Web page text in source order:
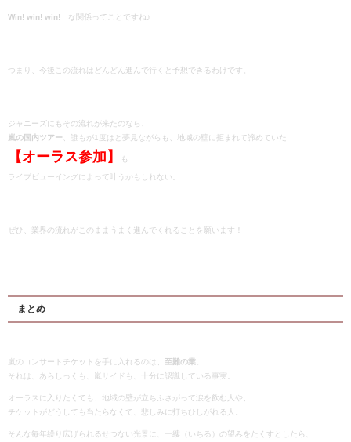
Win! win! win! な関係ってことですね♪
つまり、今後この流れはどんどん進んで行くと予想できるわけです。
ジャニーズにもその流れが来たのなら、
嵐の国内ツアー 、誰もが1度はと夢見ながらも、地域の壁に拒まれて諦めていた
【オーラス参加】 も
ライブビューイングによって叶うかもしれない。
ぜひ、業界の流れがこのままうまく進んでくれることを願います！
まとめ
嵐のコンサートチケットを手に入れるのは、 至難の業
それは、あらしっくも、嵐サイドも、十分に認識している事実。
オーラスに入りたくても、地域の壁が立ちふさがって涙を飲む人や、
チケットがどうしても当たらなくて、悲しみに打ちひしがれる人。
そんな毎年繰り広げられるせつない光景に、一縷（いちる）の望みをたくすとしたら、